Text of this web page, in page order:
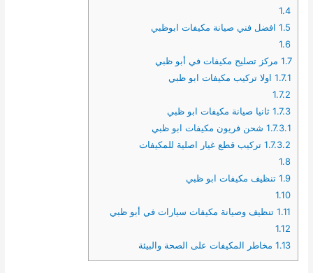
1.4
1.5 افضل فني صيانة مكيفات ابوظبي
1.6
1.7 مركز تصليح مكيفات في أبو ظبي
1.7.1 اولا تركيب مكيفات ابو ظبي
1.7.2
1.7.3 ثانيا صيانة مكيفات ابو ظبي
1.7.3.1 شحن فريون مكيفات ابو ظبي
1.7.3.2 تركيب قطع غيار اصلية للمكيفات
1.8
1.9 تنظيف مكيفات ابو ظبي
1.10
1.11 تنظيف وصيانة مكيفات سيارات في أبو ظبي
1.12
1.13 مخاطر المكيفات على الصحة والبيئة